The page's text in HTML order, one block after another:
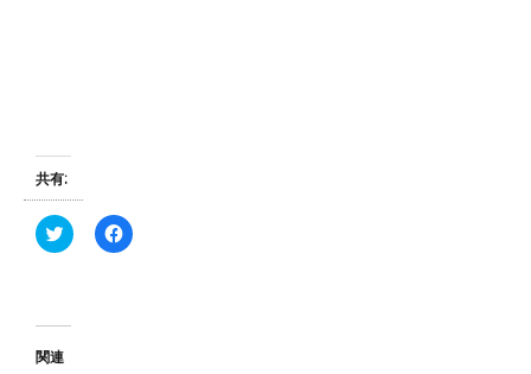
共有:
ク
リ
T
F
a
関連